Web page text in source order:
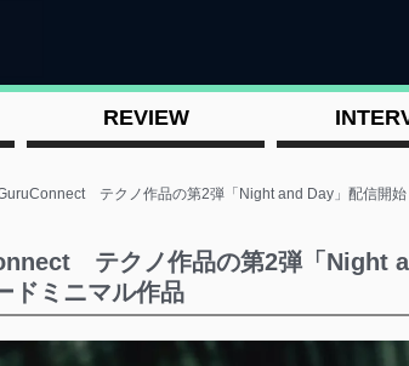
REVIEW
GuruConnect テクノ作品の第2弾「Night and Day」配信開
テクノ作品の第2弾「Night
ドミニマル作品